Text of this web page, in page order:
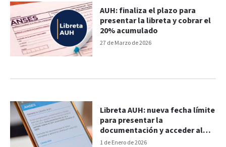
27 de Marzo de 2026
AUH: finaliza el plazo para
presentar la libreta y cobrar el
20% acumulado
1 de Enero de 2026
Libreta AUH: nueva fecha límite
para presentar la
documentación y acceder al
20%